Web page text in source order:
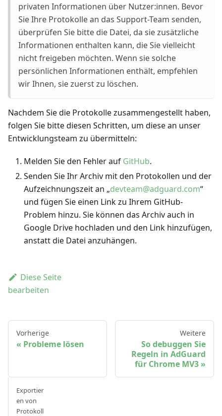
privaten Informationen über Nutzer:innen. Bevor
Sie Ihre Protokolle an das Support-Team senden,
überprüfen Sie bitte die Datei, da sie zusätzliche
Informationen enthalten kann, die Sie vielleicht
nicht freigeben möchten. Wenn sie solche
persönlichen Informationen enthält, empfehlen
wir Ihnen, sie zuerst zu löschen.
Nachdem Sie die Protokolle zusammengestellt haben,
folgen Sie bitte diesen Schritten, um diese an unser
Entwicklungsteam zu übermitteln:
Melden Sie den Fehler auf GitHub.
Senden Sie Ihr Archiv mit den Protokollen und der
Aufzeichnungszeit an „devteam@adguard.com“
und fügen Sie einen Link zu Ihrem GitHub-
Problem hinzu. Sie können das Archiv auch in
Google Drive hochladen und den Link hinzufügen,
anstatt die Datei anzuhängen.
Diese Seite
bearbeiten
Vorherige
Probleme lösen
Weitere
So debuggen Sie
Regeln in AdGuard
für Chrome MV3
Exportier
en von
Protokoll